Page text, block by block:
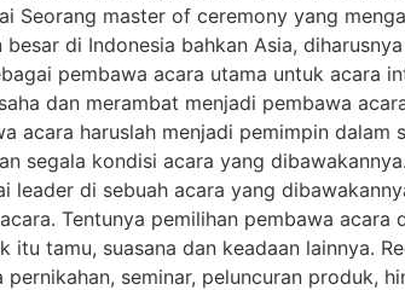
Seorang master of ceremony yang
besar di Indonesia bahkan Asia,
pembawa acara utama untuk acara
dan merambat menjadi pembawa
acara haruslah menjadi pemimpin
segala kondisi acara yang
leader di sebuah acara yang
Tentunya pemilihan pembawa
itu tamu, suasana dan keadaan lainnya.
seminar, peluncuran produk,